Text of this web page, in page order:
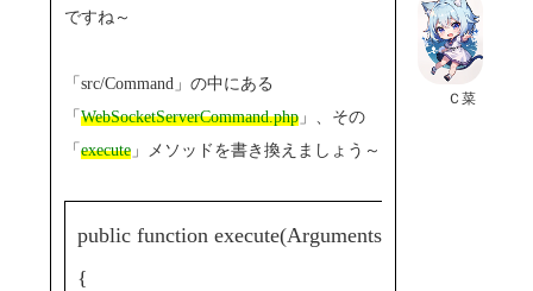
Ｃ菜
ですね～
「src/Command」の中にある
「WebSocketServerCommand.php 」、その
「execute 」メソッドを書き換えましょう～
public function execute(Arguments $args,
{